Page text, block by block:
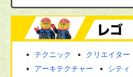
テクニック
クリエイター
アーキテクチャー
シティ